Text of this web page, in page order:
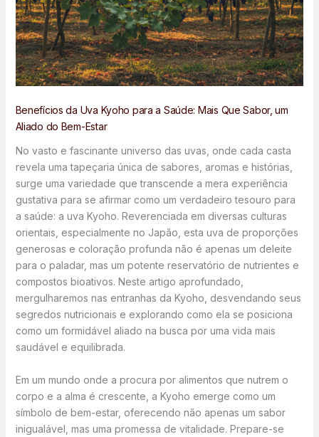
Benefícios da Uva Kyoho para a Saúde: Mais Que Sabor, um
Aliado do Bem-Estar
No vasto e fascinante universo das uvas, onde cada casta
revela uma tapeçaria única de sabores, aromas e histórias,
surge uma variedade que transcende a mera experiência
gustativa para se afirmar como um verdadeiro tesouro para
a saúde: a uva Kyoho. Reverenciada em diversas culturas
orientais, especialmente no Japão, esta uva de proporções
generosas e coloração profunda não é apenas um deleite
para o paladar, mas um potente reservatório de nutrientes e
compostos bioativos. Neste artigo aprofundado,
mergulharemos nas entranhas da Kyoho, desvendando seus
segredos nutricionais e explorando como ela se posiciona
como um formidável aliado na busca por uma vida mais
saudável e equilibrada.
Em um mundo onde a procura por alimentos que nutrem o
corpo e a alma é crescente, a Kyoho emerge como um
símbolo de bem-estar, oferecendo não apenas um sabor
inigualável, mas uma promessa de vitalidade. Prepare-se